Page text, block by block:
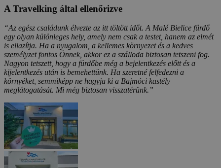
A Travelking által ellenőrizve
“Az egész családunk élvezte az itt töltött időt. A Malé Bielice fürdő
egy olyan különleges hely, amely nem csak a testet, hanem az elmét
is ellazítja. Ha a nyugalom, a kellemes környezet és a kedves
személyzet fontos Önnek, akkor ez a szálloda biztosan tetszeni fog.
Nagyon tetszett, hogy a fürdőbe még a bejelentkezés előtt és a
kijelentkezés után is bemehettünk. Ha szeretné felfedezni a
környéket, semmiképp ne hagyja ki a Bajmóci kastély
meglátogatását. Mi még biztosan visszatérünk.”